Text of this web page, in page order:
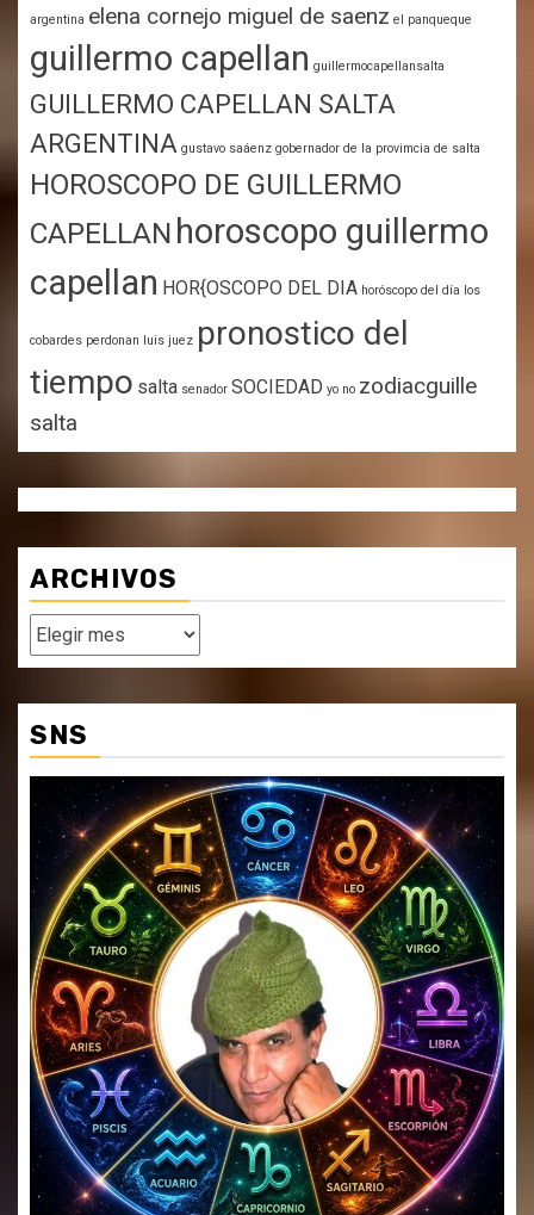
argentina elena cornejo miguel de saenz el panqueque
guillermo capellan guillermocapellansalta
GUILLERMO CAPELLAN SALTA
ARGENTINA gustavo saáenz gobernador de la provimcia de salta
HOROSCOPO DE GUILLERMO
CAPELLAN horoscopo guillermo
capellan HOR{OSCOPO DEL DIA horóscopo del día los
cobardes perdonan luis juez pronostico del
tiempo salta senador SOCIEDAD yo no zodiacguille
salta
ARCHIVOS
Archivos
SNS